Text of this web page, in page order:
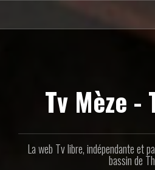
contenu
Tv Mèze -
La web Tv libre, indépendante et
bassin de